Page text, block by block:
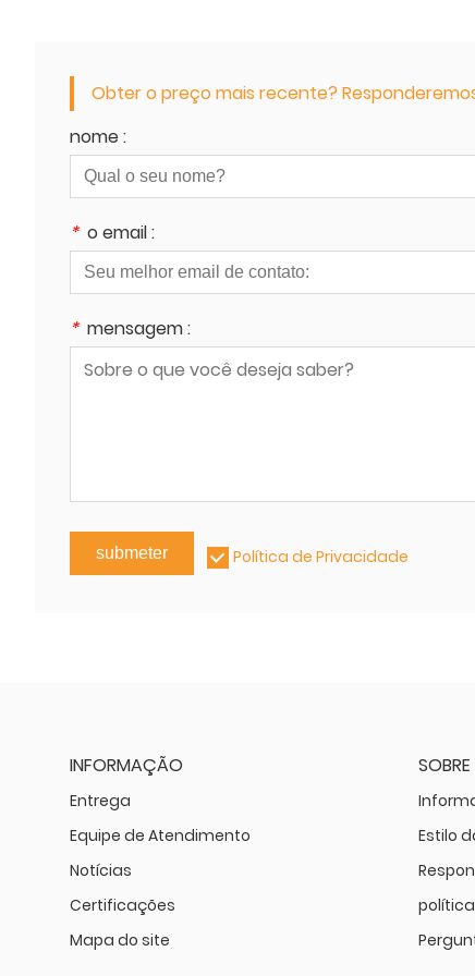
Obter o preço mais recente?
nome :
* o email :
* mensagem :
submeter Política de Privacidade
INFORMAÇÃO
Entrega
Equipe de Atendimento
Notícias
Certificações
Mapa do site
Estilo